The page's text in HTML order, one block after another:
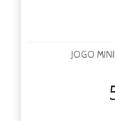
JOGO